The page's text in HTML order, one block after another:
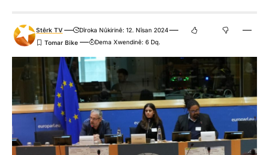
Stêrk TV
Dîroka Nûkirinê: 12. Nîsan 2024
Dema Xwendinê: 6 Dq.